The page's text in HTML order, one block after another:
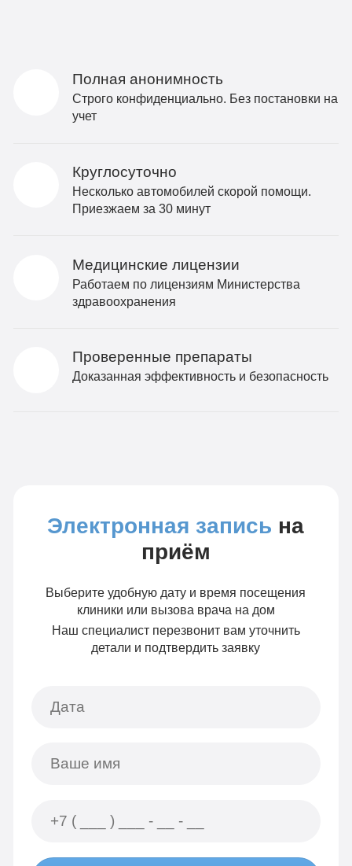
Полная анонимность
Строго конфиденциально. Без постановки на
учет
Круглосуточно
Несколько автомобилей скорой помощи.
Приезжаем за 30 минут
Медицинские лицензии
Работаем по лицензиям Министерства
здравоохранения
Проверенные препараты
Доказанная эффективность и безопасность
Электронная запись на
приём
Выберите удобную дату и время посещения
клиники или вызова врача на дом
Наш специалист перезвонит вам уточнить
детали и подтвердить заявку